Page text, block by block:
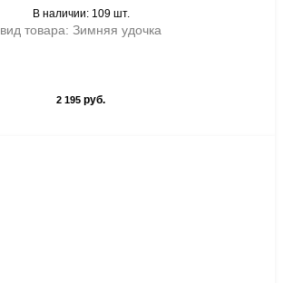
В наличии: 109 шт.
вид товара: Зимняя удочка
2 195 руб.